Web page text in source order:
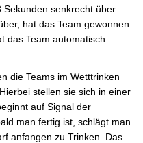
senkrecht über
hat das Team gewonnen.
das Team automatisch
die Teams im Wetttrinken
stellen sie sich in einer
auf Signal der
man fertig ist, schlägt man
anfangen zu Trinken. Das